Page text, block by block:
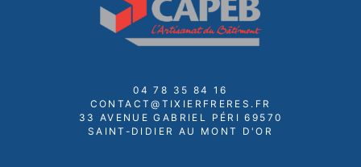
04 78 35 84 16
CONTACT@TIXIERFRERES.FR
33 AVENUE GABRIEL PÉRI 69570
SAINT-DIDIER AU MONT D'OR